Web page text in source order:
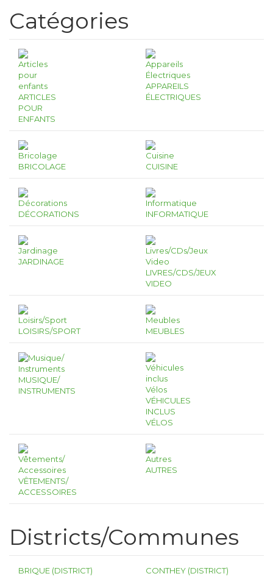
Catégories
ARTICLES
POUR
ENFANTS
APPAREILS
ÉLECTRIQUES
BRICOLAGE CUISINE
DÉCORATIONS INFORMATIQUE
JARDINAGE
LIVRES/CDS/JEUX
VIDEO
LOISIRS/SPORT MEUBLES
MUSIQUE/
INSTRUMENTS
VÉHICULES
INCLUS
VÉLOS
VÊTEMENTS/
ACCESSOIRES
AUTRES
Districts/Communes
BRIQUE (DISTRICT)
CONTHEY (DISTRICT)